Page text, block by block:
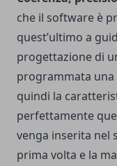
che il software è
quest’ultimo a
progettazione di
programmata una
quindi la
perfettamente
venga inserita nel
prima volta e la